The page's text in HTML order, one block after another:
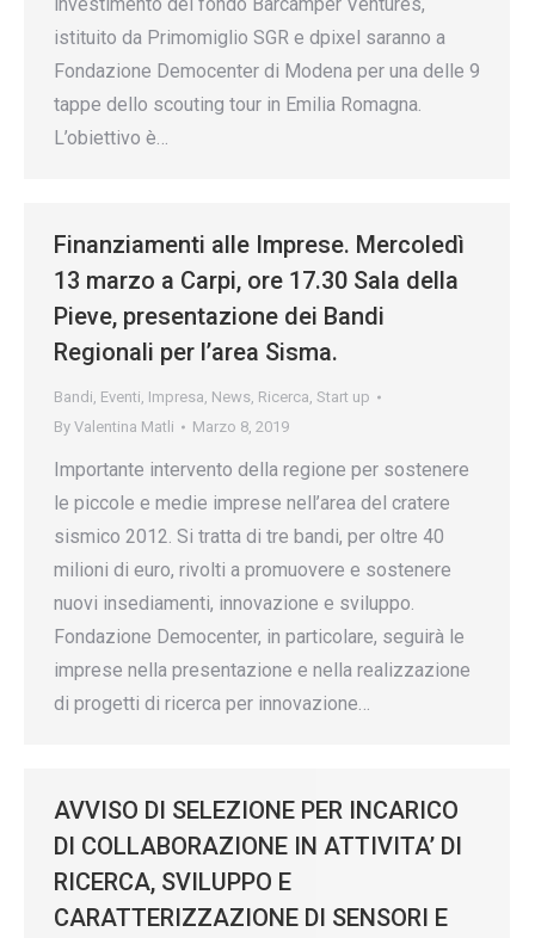
istituito da Primomiglio SGR e dpixel saranno a
Fondazione Democenter di Modena per una delle 9
tappe dello scouting tour in Emilia Romagna.
L’obiettivo è…
Finanziamenti alle Imprese. Mercoledì
13 marzo a Carpi, ore 17.30 Sala della
Pieve, presentazione dei Bandi
Regionali per l’area Sisma.
Bandi, Eventi, Impresa, News, Ricerca, Start up
By Valentina Matli Marzo 8, 2019
Importante intervento della regione per sostenere
le piccole e medie imprese nell’area del cratere
sismico 2012. Si tratta di tre bandi, per oltre 40
milioni di euro, rivolti a promuovere e sostenere
nuovi insediamenti, innovazione e sviluppo.
Fondazione Democenter, in particolare, seguirà le
imprese nella presentazione e nella realizzazione
di progetti di ricerca per innovazione…
AVVISO DI SELEZIONE PER INCARICO
DI COLLABORAZIONE IN ATTIVITA’ DI
RICERCA, SVILUPPO E
CARATTERIZZAZIONE DI SENSORI E